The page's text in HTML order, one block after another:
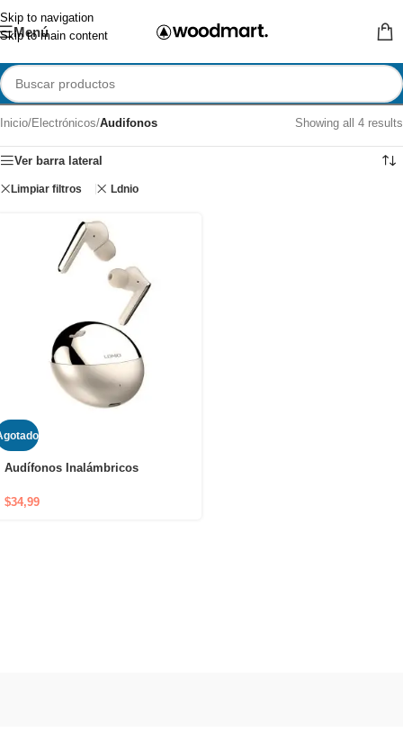
Skip to navigation
Skip to main content
Menú
Inicio/Electrónicos/Audifonos Showing all 4 results
Ver barra lateral
Limpiar filtros Ldnio
Audífonos Inalámbricos
$34,99